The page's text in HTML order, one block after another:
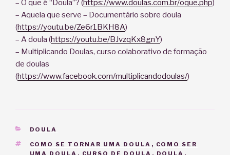
– O que é “Doula”? (https://www.doulas.com.br/oque.php)
– Aquela que serve – Documentário sobre doula
(https://youtu.be/Ze6r1BKH8A)
– A doula (https://youtu.be/BJvzqKx8gnY)
– Multiplicando Doulas, curso colaborativo de formação
de doulas
(https://www.facebook.com/multiplicandodoulas/)
CATEGORIAS
DOULA
TAGS
COMO SE TORNAR UMA DOULA , COMO SER
UMA DOULA , CURSO DE DOULA , DOULA ,